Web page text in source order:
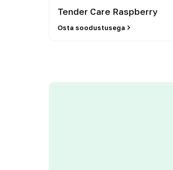
Tender Care Raspberry
Osta soodustusega